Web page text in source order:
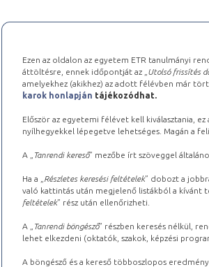
Ezen az oldalon az egyetem ETR tanulmányi
áttöltésre, ennek időpontját az „ Utolsó frissítés
amelyekhez (akikhez) az adott félévben már
karok honlapján tájékozódhat.
Először az egyetemi félévet kell kiválasztania, ez
nyílhegyekkel lépegetve lehetséges. Magán a
A „ Tanrendi kereső” mezőbe írt szöveggel
Ha a „ Részletes keresési feltételek” dobozt a
való kattintás után megjelenő listákból a kívánt
feltételek” rész után ellenőrizheti.
A „ Tanrendi böngésző” részben keresés nélkül,
lehet elkezdeni (oktatók, szakok, képzési
A böngésző és a kereső többoszlopos